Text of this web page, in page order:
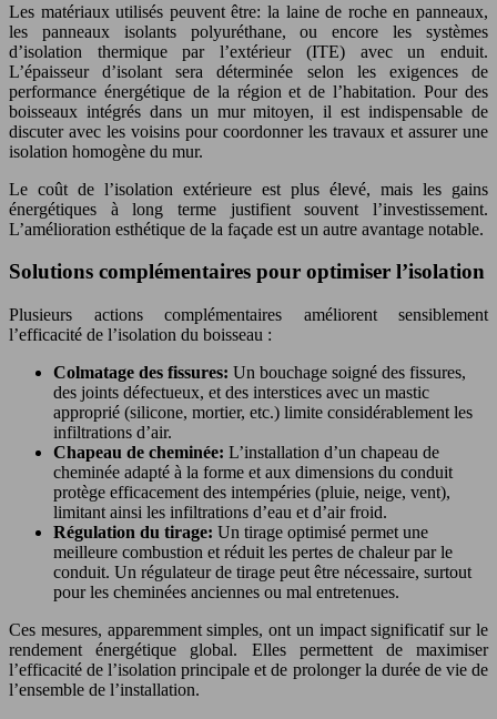
Les matériaux utilisés peuvent être: la laine de roche en panneaux,
les panneaux isolants polyuréthane, ou encore les systèmes
d’isolation thermique par l’extérieur (ITE) avec un enduit.
L’épaisseur d’isolant sera déterminée selon les exigences de
performance énergétique de la région et de l’habitation. Pour des
boisseaux intégrés dans un mur mitoyen, il est indispensable de
discuter avec les voisins pour coordonner les travaux et assurer une
isolation homogène du mur.
Le coût de l’isolation extérieure est plus élevé, mais les gains
énergétiques à long terme justifient souvent l’investissement.
L’amélioration esthétique de la façade est un autre avantage notable.
Solutions complémentaires pour optimiser l’isolation
Plusieurs actions complémentaires améliorent sensiblement
l’efficacité de l’isolation du boisseau :
Colmatage des fissures: Un bouchage soigné des fissures,
des joints défectueux, et des interstices avec un mastic
approprié (silicone, mortier, etc.) limite considérablement les
infiltrations d’air.
Chapeau de cheminée: L’installation d’un chapeau de
cheminée adapté à la forme et aux dimensions du conduit
protège efficacement des intempéries (pluie, neige, vent),
limitant ainsi les infiltrations d’eau et d’air froid.
Régulation du tirage: Un tirage optimisé permet une
meilleure combustion et réduit les pertes de chaleur par le
conduit. Un régulateur de tirage peut être nécessaire, surtout
pour les cheminées anciennes ou mal entretenues.
Ces mesures, apparemment simples, ont un impact significatif sur le
rendement énergétique global. Elles permettent de maximiser
l’efficacité de l’isolation principale et de prolonger la durée de vie de
l’ensemble de l’installation.